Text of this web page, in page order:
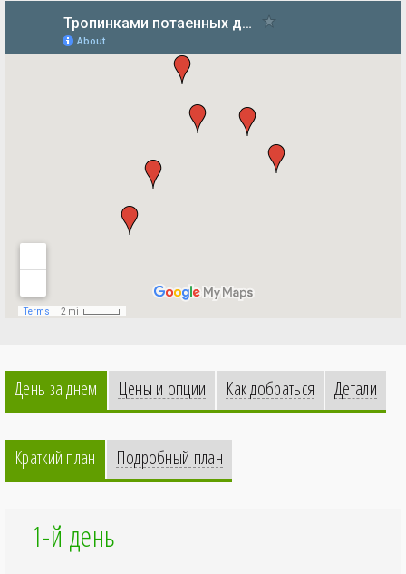
День за днем Цены и опции Как добраться Детали
Краткий план Подробный план
1-й день